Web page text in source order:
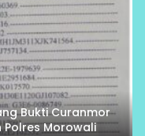
Bukti Curanmor
Morowali